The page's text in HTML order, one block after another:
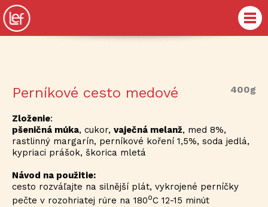
Perníkové cesto medové 400g
Zloženie:
pšeničná múka, cukor, vaječná melanž, med 8%,
rastlinný margarín, perníkové koření 1,5%, soda jedlá,
kypriaci prášok, škorica mletá
Návod na použitie:
cesto rozváľajte na silnější plát, vykrojené perníčky
pečte v rozohriatej rúre na 180oC 12-15 minút